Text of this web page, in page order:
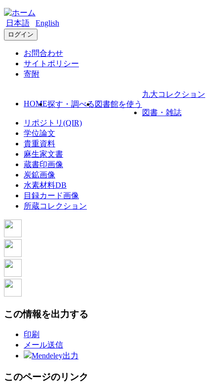
日本語 English
ログイン
お問合わせ
サイトポリシー
寄附
HOME探す・調べる 図書館を使う
九大コレクション
図書・雑誌
リポジトリ(QIR)
学位論文
貴重資料
麻生家文書
蔵書印画像
炭鉱画像
水素材料DB
目録カード画像
所蔵コレクション
この情報を出力する
印刷
メール送信
Mendeley出力
このページのリンク